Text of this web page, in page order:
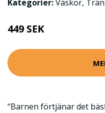
Kategorier:Väskor,
449 SEK
“Barnen förtjänar det